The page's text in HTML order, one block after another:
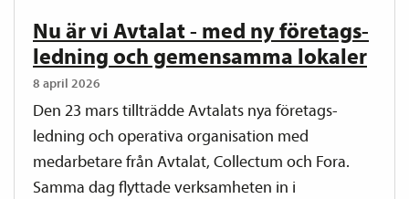
Nu är vi Avtalat - med ny företags­
ledning och gemensamma lokaler
8 april 2026
Den 23 mars tillträdde Avtalats nya företags­
ledning och operativa organisation med
medarbetare från Avtalat, Collectum och Fora.
Samma dag flyttade verksamheten in i